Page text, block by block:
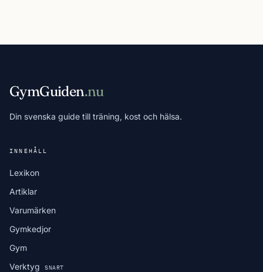
GymGuiden.nu
Din svenska guide till träning, kost och hälsa.
INNEHÅLL
Lexikon
Artiklar
Varumärken
Gymkedjor
Gym
Verktyg
SNART